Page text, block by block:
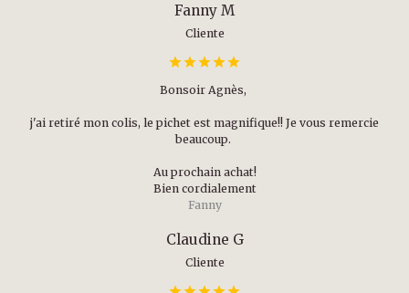
Fanny M
Cliente
Bonsoir Agnès,
j'ai retiré mon colis, le pichet est magnifique!! Je vous remercie
beaucoup.
Au prochain achat!
Bien cordialement
Fanny
Claudine G
Cliente